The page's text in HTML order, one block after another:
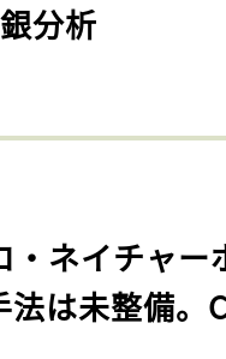
分析
・ネイチャー
法は未整備。